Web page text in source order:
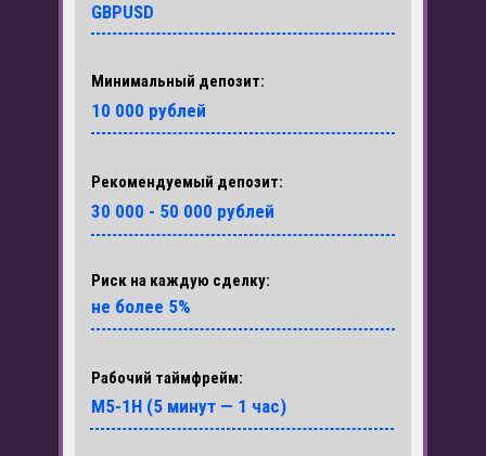
GBPUSD
Минимальный депозит:
Рекомендуемый депозит:
30 000 - 50 000 рублей
Риск на каждую сделку:
не более 5%
Рабочий таймфрейм:
М5-1Н (5 минут — 1 час)
10 000 рублей